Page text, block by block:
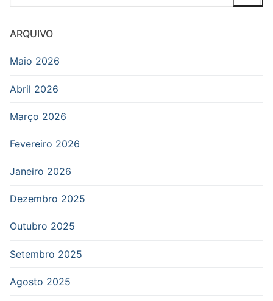
por:
ARQUIVO
Maio 2026
Abril 2026
Março 2026
Fevereiro 2026
Janeiro 2026
Dezembro 2025
Outubro 2025
Setembro 2025
Agosto 2025